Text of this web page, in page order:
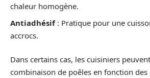
chaleur homogène.
Antiadhésif: Pratique pour une
accrocs.
Dans certains cas, les cuisiniers
combinaison de poêles en fonction des